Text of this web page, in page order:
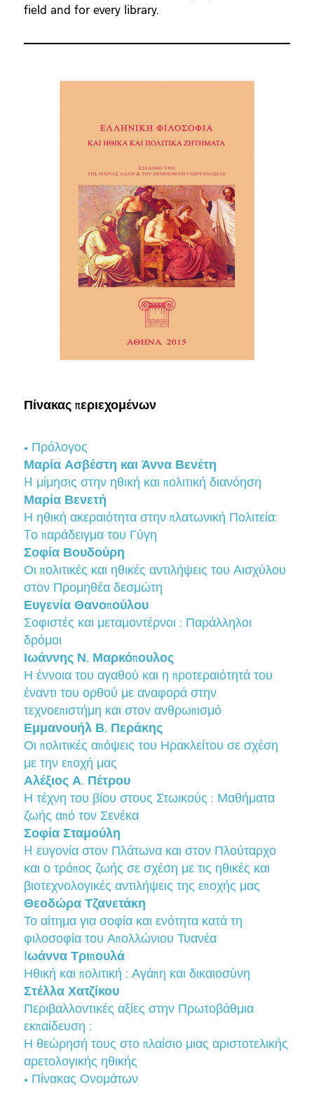
field and for every library.
Πίνακας περιεχομένων
• Πρόλογος
Μαρία Ασβέστη και Άννα Βενέτη
H μίμησις στην ηθική και πολιτική διανόηση
Μαρία Βενετή
Η ηθική ακεραιότητα στην πλατωνική Πολιτεία:
Tο παράδειγμα του Γύγη
Σοφία Βουδούρη
Οι πολιτικές και ηθικές αντιλήψεις του Αισχύλου
στον Προμηθέα δεσμώτη
Ευγενία Θανοπούλου
Σοφιστές και μεταμοντέρνοι : Παράλληλοι
δρόμοι
Ιωάννης Ν. Μαρκόπουλος
Η έννοια του αγαθού και η προτεραιότητά του
έναντι του ορθού με αναφορά στην
τεχνοεπιστήμη και στον ανθρωπισμό
Εμμανουήλ Β. Περάκης
Οι πολιτικές απόψεις του Ηρακλείτου σε σχέση
με την εποχή μας
Αλέξιος Α. Πέτρου
Η τέχνη του βίου στους Στωικούς : Μαθήματα
ζωής από τον Σενέκα
Σοφία Σταμούλη
H ευγονία στον Πλάτωνα και στον Πλούταρχο
και ο τρόπος ζωής σε σχέση με τις ηθικές και
βιοτεχνολογικές αντιλήψεις της εποχής μας
Θεοδώρα Τζανετάκη
Το αίτημα για σοφία και ενότητα κατά τη
φιλοσοφία του Απολλώνιου Τυανέα
Iωάννα Τριπουλά
Ηθική και πολιτική : Αγάπη και δικαιοσύνη
Στέλλα Χατζίκου
Περιβαλλοντικές αξίες στην Πρωτοβάθμια
εκπαίδευση :
Η θεώρησή τους στο πλαίσιο μιας αριστοτελικής
αρετολογικής ηθικής
• Πίνακας Ονομάτων